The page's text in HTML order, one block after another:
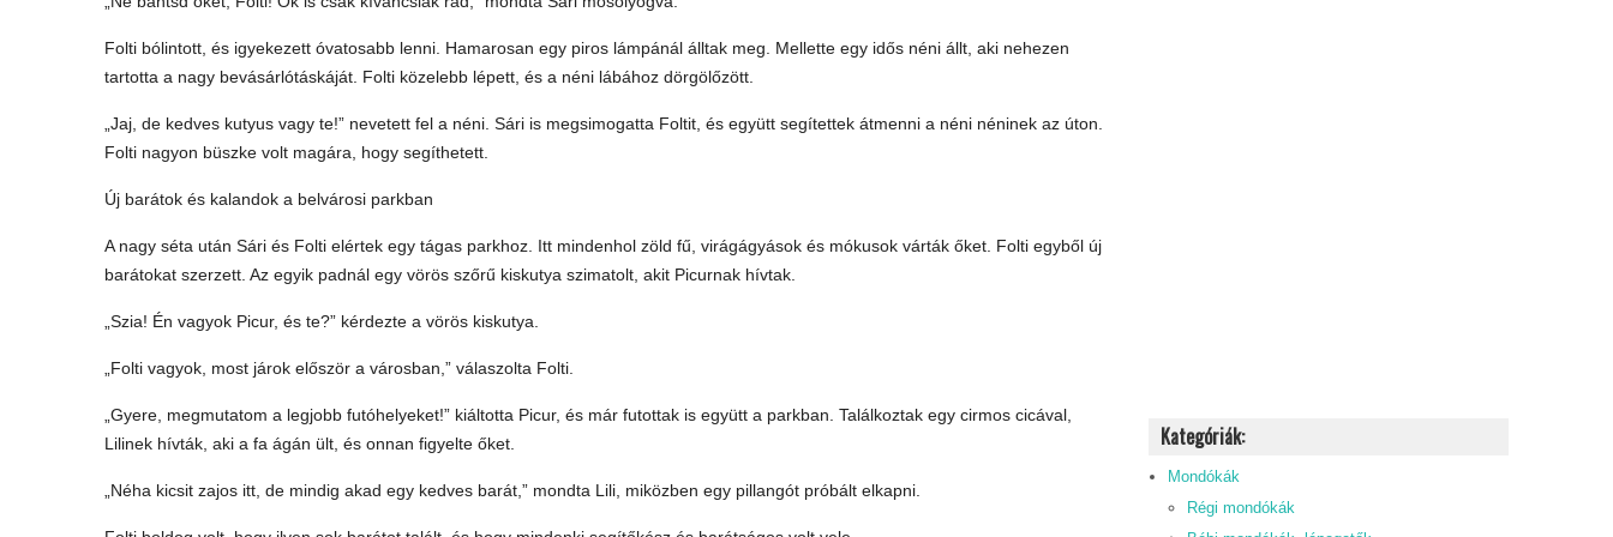
Folti bólintott, és igyekezett óvatosabb lenni. Hamarosan egy piros lámpánál álltak meg. Mellette egy idős néni állt, aki nehezen
tartotta a nagy bevásárlótáskáját. Folti közelebb lépett, és a néni lábához dörgölőzött.
„Jaj, de kedves kutyus vagy te!” nevetett fel a néni. Sári is megsimogatta Foltit, és együtt segítettek átmenni a néni néninek az úton.
Folti nagyon büszke volt magára, hogy segíthetett.
Új barátok és kalandok a belvárosi parkban
A nagy séta után Sári és Folti elértek egy tágas parkhoz. Itt mindenhol zöld fű, virágágyások és mókusok várták őket. Folti egyből új
barátokat szerzett. Az egyik padnál egy vörös szőrű kiskutya szimatolt, akit Picurnak hívtak.
„Szia! Én vagyok Picur, és te?” kérdezte a vörös kiskutya.
„Folti vagyok, most járok először a városban,” válaszolta Folti.
„Gyere, megmutatom a legjobb futóhelyeket!” kiáltotta Picur, és már futottak is együtt a parkban. Találkoztak egy cirmos cicával,
Lilinek hívták, aki a fa ágán ült, és onnan figyelte őket.
„Néha kicsit zajos itt, de mindig akad egy kedves barát,” mondta Lili, miközben egy pillangót próbált elkapni.
Kategóriák:
Mondókák
Régi mondókák